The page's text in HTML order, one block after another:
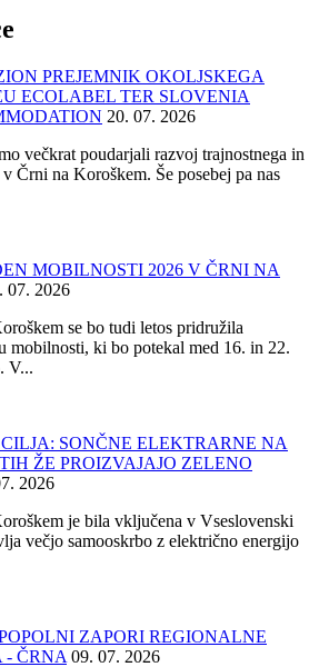
PREJEMNIK OKOLJSKEGA
ECOLABEL TER SLOVENIA
20. 07. 2026
večkrat poudarjali razvoj trajnostnega in
Črni na Koroškem. Še posebej pa nas
MOBILNOSTI 2026 V ČRNI NA
07. 2026
se bo tudi letos pridružila
mobilnosti, ki bo potekal med 16. in 22.
V...
SONČNE ELEKTRARNE NA
ŽE PROIZVAJAJO ZELENO
2026
je bila vključena v Vseslovenski
večjo samooskrbo z električno energijo
ZAPORI REGIONALNE
- ČRNA 09. 07. 2026